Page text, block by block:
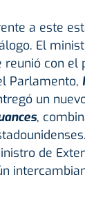
a este
El
reunió con el
Parlamento,
un
,
de